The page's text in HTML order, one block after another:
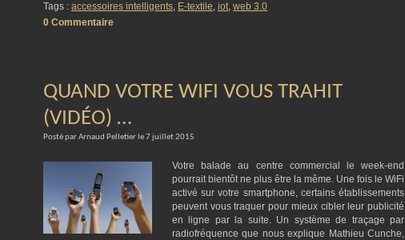
Tags : accessoires intelligents, E-textile, iot, web 3.0
0 Commentaire
QUAND VOTRE WIFI VOUS TRAHIT
(VIDÉO) …
Posté par Arnaud Pelletier le 7 juillet 2015
Votre balade au centre commercial le week-end
pourrait bientôt ne plus être la même. Une fois le WiFi
activé sur votre smartphone, certains établissements
peuvent vous traquer pour mieux cibler leur publicité
en ligne par la suite. Un système de traçage par
radiofréquence que nous explique Mathieu Cunche,